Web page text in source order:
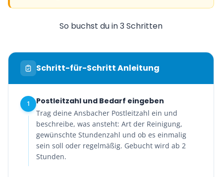
So buchst du in 3 Schritten
Schritt-für-Schritt Anleitung
1 Postleitzahl und Bedarf eingeben
Trag deine Ansbacher Postleitzahl ein und
beschreibe, was ansteht: Art der Reinigung,
gewünschte Stundenzahl und ob es einmalig
sein soll oder regelmäßig. Gebucht wird ab 2
Stunden.